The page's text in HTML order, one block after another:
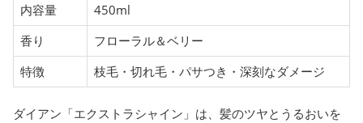
内容量
450ml
香り
フローラル＆ベリー
特徴
枝毛・切れ毛・パサつき・深刻なダメージ
ダイアン「エクストラシャイン」は、髪のツヤとうるおいを